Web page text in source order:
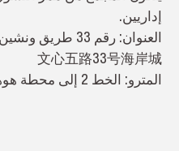
إداريين.
العنوان: رقم 33 طريق ونشين 5، منطقة نانشان
文心五路33号海岸城
المترو: الخط 2 إلى محطة هوهاي (后海站) ،مخرج D1